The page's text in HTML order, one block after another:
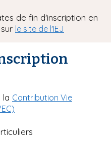
de fin d'inscription en
le site de l'IEJ
la Contribution Vie